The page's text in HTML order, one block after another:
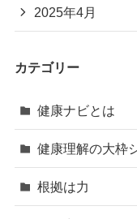
2025年4月
カテゴリー
健康ナビとは
健康理解の大枠
根拠は力